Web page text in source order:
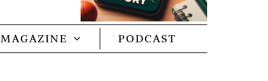
MAGAZINE PODCAST